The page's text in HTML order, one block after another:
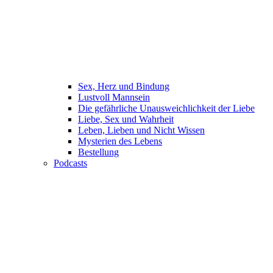
Sex, Herz und Bindung
Lustvoll Mannsein
Die gefährliche Unausweichlichkeit der Liebe
Liebe, Sex und Wahrheit
Leben, Lieben und Nicht Wissen
Mysterien des Lebens
Bestellung
Podcasts